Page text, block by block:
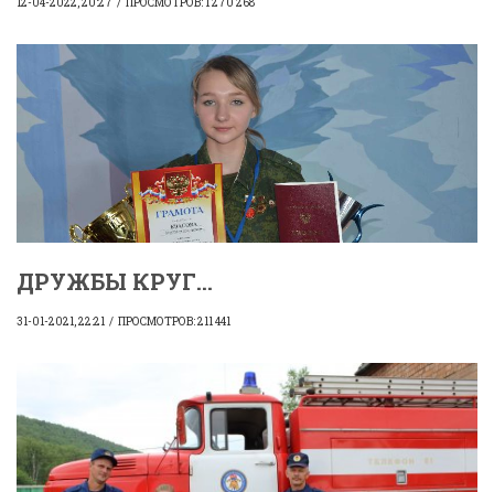
ДРУЖБЫ КРУГ...
31-01-2021, 22:21 ПРОСМОТРОВ: 211 441